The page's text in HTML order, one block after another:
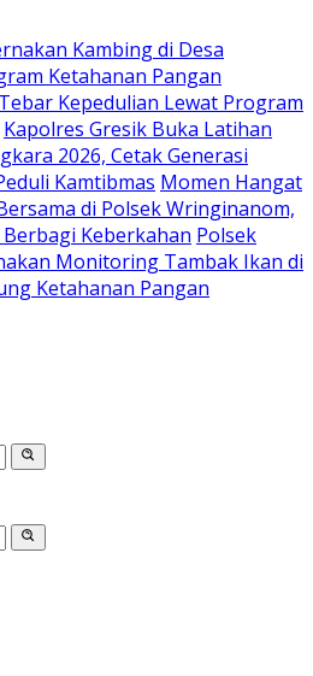
Kambing di Desa
Ketahanan Pangan
Kepedulian Lewat Program
Kapolres Gresik Buka Latihan
2026, Cetak Generasi
Kamtibmas Momen Hangat
di Polsek Wringinanom,
Keberkahan Polsek
Monitoring Tambak Ikan di
Ketahanan Pangan